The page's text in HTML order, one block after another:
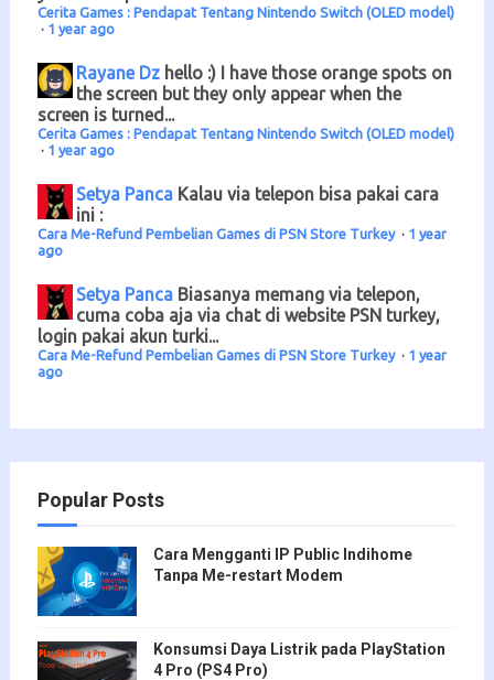
Cerita Games : Pendapat Tentang Nintendo Switch (OLED model)
· 1 year ago
Rayane Dz hello :) I have those orange spots on
the screen but they only appear when the
screen is turned...
Cerita Games : Pendapat Tentang Nintendo Switch (OLED model)
· 1 year ago
Setya Panca Kalau via telepon bisa pakai cara
ini :
Cara Me-Refund Pembelian Games di PSN Store Turkey · 1 year
ago
Setya Panca Biasanya memang via telepon,
cuma coba aja via chat di website PSN turkey,
login pakai akun turki...
Cara Me-Refund Pembelian Games di PSN Store Turkey · 1 year
ago
Popular Posts
Cara Mengganti IP Public Indihome
Tanpa Me-restart Modem
Konsumsi Daya Listrik pada PlayStation
4 Pro (PS4 Pro)